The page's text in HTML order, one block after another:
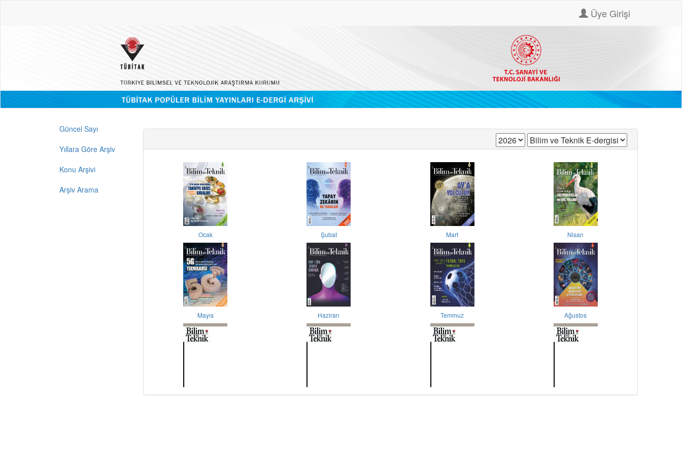
Üye Girişi
Güncel Sayı
Yıllara Göre Arşiv
Konu Arşivi
Arşiv Arama
Ocak Şubat Mart Nisan
Mayıs Haziran Temmuz Ağustos